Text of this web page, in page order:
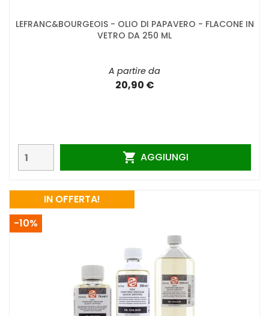
LEFRANC&BOURGEOIS - OLIO DI PAPAVERO - FLACONE IN
VETRO DA 250 ML
A partire da
20,90 €
 AGGIUNGI
IN OFFERTA!
-10%